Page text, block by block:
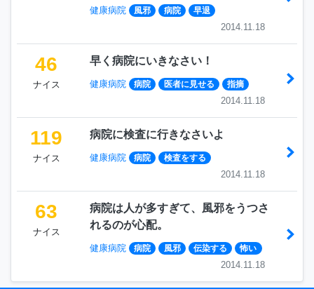
健康病院 風邪 病院 早退
2014.11.18
46
ナイス
早く病院にいきなさい！
健康病院 病院 医者に見せる 指摘
2014.11.18
119
ナイス
病院に検査に行きなさいよ
健康病院 病院 検査をする
2014.11.18
63
ナイス
病院は人が多すぎて、風邪をうつさ
れるのが心配。
健康病院 病院 風邪 伝染する 怖い
2014.11.18